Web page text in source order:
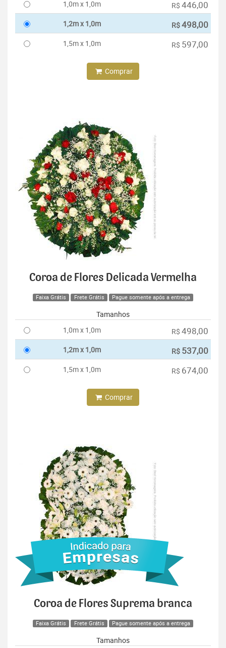
1,0m x 1,0m R$ 446,00
1,2m x 1,0m R$498,00
1,5m x 1,0m R$ 597,00
Comprar
Coroa de Flores Delicada Vermelha
Faixa Grátis Frete Grátis Pague somente após a entrega
Tamanhos
1,0m x 1,0m
R$ 498,00
1,2m x 1,0m R$ 537,00
1,5m x 1,0m R$ 674,00
Comprar
Coroa de Flores Suprema branca
Faixa Grátis Frete Grátis Pague somente após a entrega
Tamanhos